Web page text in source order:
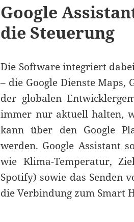
Google
die Steuerung
Die Software integriert
– die Google Dienste Maps,
der globalen
immer nur aktuell halten,
kann über den Google
werden. Google Assistant
wie Klima-Temperatur,
Spotify) sowie das Senden
die Verbindung zum Smart